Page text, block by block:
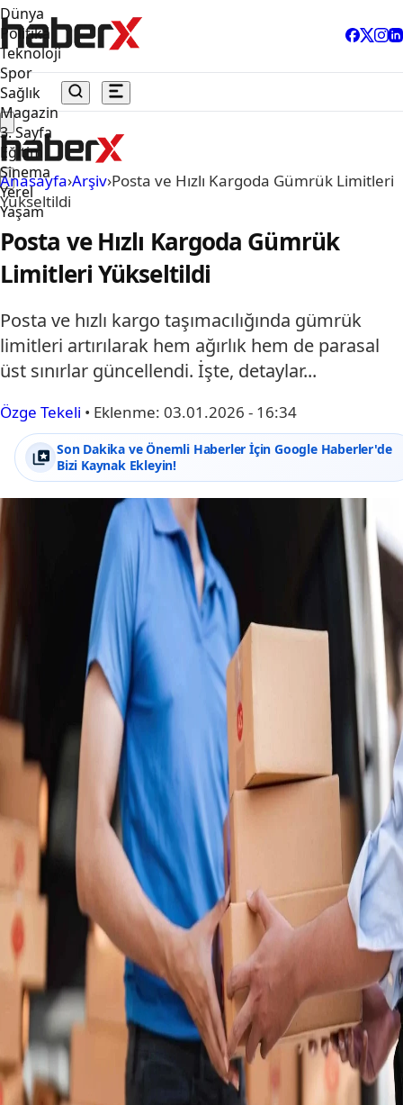
Dünya
Politika
Teknoloji
Spor
Sağlık
Magazin
3. Sayfa
Eğitim
Sinema
Yerel
Yaşam
Anasayfa›Arşiv›Posta ve Hızlı Kargoda Gümrük Limitleri
Yükseltildi
Posta ve Hızlı Kargoda Gümrük
Limitleri Yükseltildi
Posta ve hızlı kargo taşımacılığında gümrük
limitleri artırılarak hem ağırlık hem de parasal
üst sınırlar güncellendi. İşte, detaylar...
Özge Tekeli • Eklenme: 03.01.2026 - 16:34
Son Dakika ve Önemli Haberler İçin Google Haberler'de
Bizi Kaynak Ekleyin!